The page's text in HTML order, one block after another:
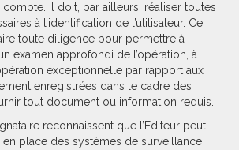
compte. Il doit, par ailleurs, réaliser toutes
à l’identification de l’utilisateur. Ce
toute diligence pour permettre à
examen approfondi de l’opération, à
exceptionnelle par rapport aux
enregistrées dans le cadre des
tout document ou information requis.
reconnaissent que l’Editeur peut
en place des systèmes de surveillance